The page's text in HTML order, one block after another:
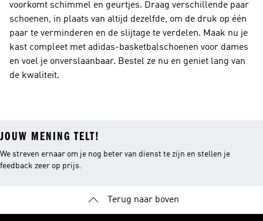
voorkomt schimmel en geurtjes. Draag verschillende paar
schoenen, in plaats van altijd dezelfde, om de druk op één
paar te verminderen en de slijtage te verdelen. Maak nu je
kast compleet met adidas-basketbalschoenen voor dames
en voel je onverslaanbaar. Bestel ze nu en geniet lang van
de kwaliteit.
JOUW MENING TELT!
We streven ernaar om je nog beter van dienst te zijn en stellen je
feedback zeer op prijs.
Terug naar boven